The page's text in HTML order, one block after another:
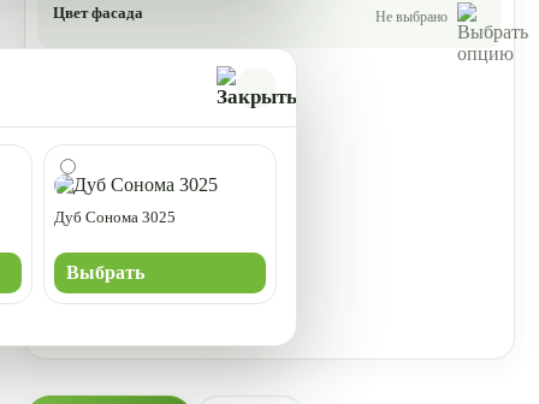
Цвет фасада Не выбрано
Дуб Сонома 3025
Выбрать